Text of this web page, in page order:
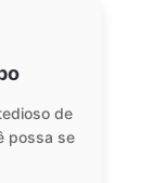
de
possa se